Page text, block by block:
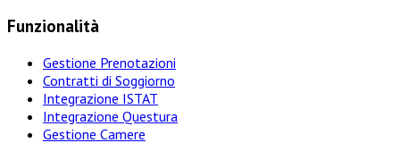
Funzionalità
Gestione Prenotazioni
Contratti di Soggiorno
Integrazione ISTAT
Integrazione Questura
Gestione Camere